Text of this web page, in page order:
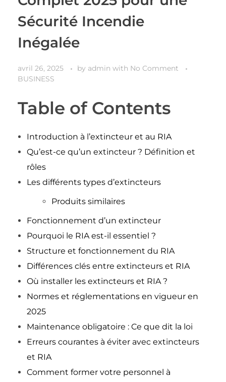
Sécurité Incendie
Inégalée
avril 26, 2025 by admin with No Comment
BUSINESS
Table of Contents
Introduction à l’extincteur et au RIA
Qu’est-ce qu’un extincteur ? Définition et
rôles
Les différents types d’extincteurs
Produits similaires
Fonctionnement d’un extincteur
Pourquoi le RIA est-il essentiel ?
Structure et fonctionnement du RIA
Différences clés entre extincteurs et RIA
Où installer les extincteurs et RIA ?
Normes et réglementations en vigueur en
2025
Maintenance obligatoire : Ce que dit la loi
Erreurs courantes à éviter avec extincteurs
et RIA
Comment former votre personnel à